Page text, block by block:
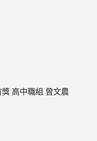
高中職組 曾文農